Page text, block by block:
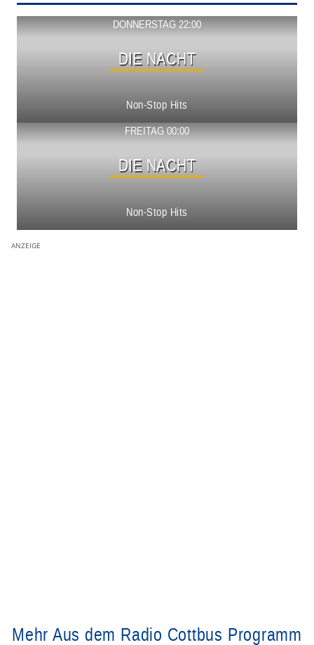
DONNERSTAG 22:00
DIE NACHT
Non-Stop Hits
Show ansehen
FREITAG 00:00
DIE NACHT
Non-Stop Hits
Show ansehen
Mehr Aus dem Radio Cottbus Programm